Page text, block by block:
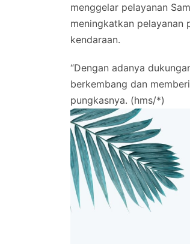
menggelar pelayanan
meningkatkan pelayanan
kendaraan.
“Dengan adanya
berkembang dan
pungkasnya. (hms/*)